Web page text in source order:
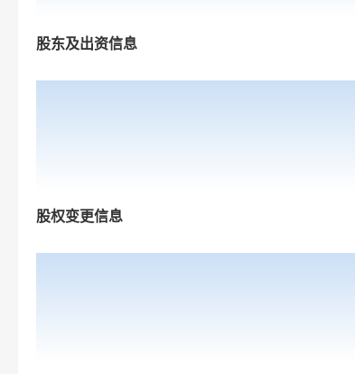
股东及出资信息
股权变更信息